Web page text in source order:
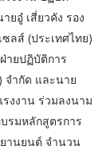
อู๋ เสี่ยวคัง รอง
ลส์ (ประเทศไทย)
ายปฏิบัติการ
จำกัด และนาย
งงาน ร่วมลงนาม
รมหลักสูตรการ
านยนต์ จำนวน